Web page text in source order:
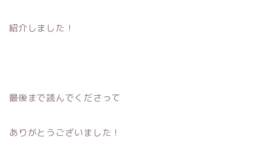
紹介しました！
最後まで読んでくださって
ありがとうございました！